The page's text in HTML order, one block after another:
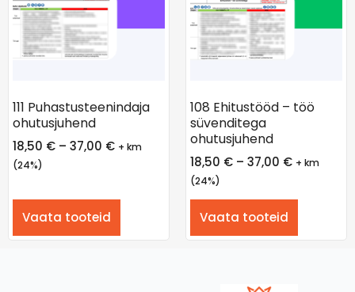
111 Puhastusteenindaja
ohutusjuhend
18,50 € – 37,00 € + km
(24%)
Vaata tooteid
108 Ehitustööd – töö
süvenditega
ohutusjuhend
18,50 € – 37,00 € + km
(24%)
Vaata tooteid